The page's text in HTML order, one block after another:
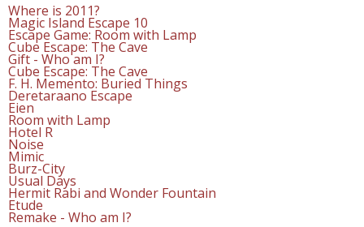
Where is 2011?
Magic Island Escape 10
Escape Game: Room with Lamp
Cube Escape: The Cave
Gift - Who am I?
Cube Escape: The Cave
F. H. Memento: Buried Things
Deretaraano Escape
Eien
Room with Lamp
Hotel R
Noise
Mimic
Burz-City
Usual Days
Hermit Rabi and Wonder Fountain
Etude
Remake - Who am I?